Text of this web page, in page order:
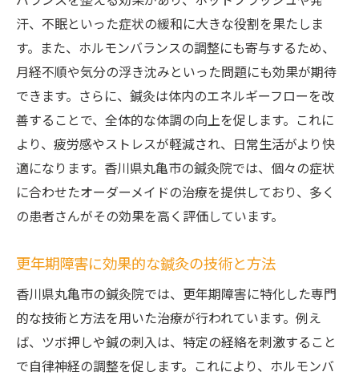
汗、不眠といった症状の緩和に大きな役割を果たしま
す。また、ホルモンバランスの調整にも寄与するため、
月経不順や気分の浮き沈みといった問題にも効果が期待
できます。さらに、鍼灸は体内のエネルギーフローを改
善することで、全体的な体調の向上を促します。これに
より、疲労感やストレスが軽減され、日常生活がより快
適になります。香川県丸亀市の鍼灸院では、個々の症状
に合わせたオーダーメイドの治療を提供しており、多く
の患者さんがその効果を高く評価しています。
更年期障害に効果的な鍼灸の技術と方法
香川県丸亀市の鍼灸院では、更年期障害に特化した専門
的な技術と方法を用いた治療が行われています。例え
ば、ツボ押しや鍼の刺入は、特定の経絡を刺激すること
で自律神経の調整を促します。これにより、ホルモンバ